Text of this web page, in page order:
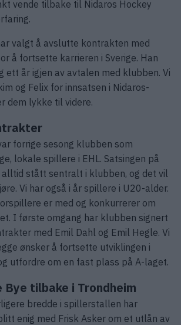
vende tilbake til Nidaros Hockey
valgt å avslutte kontrakten med
å fortsette karrieren i Sverige. Han
ett år igjen av avtalen med klubben. Vi
og Felix for innsatsen i Nidaros-
dem lykke til videre.
forrige sesong klubben som
lokale spillere i EHL. Satsingen på
stått sentralt i klubben, og det vil
Vi har også i år spillere i U20-alder.
er med og konkurrerer om
I første omgang har klubben signert
med Emil Dahl og Emil Hegle. Vi
ønsker å fortsette utviklingen i
utfordre om en fast plass på A-laget.
Bye tilbake i Trondheim
bredde i spillerstallen har
enig med Frisk Asker om et utlån av